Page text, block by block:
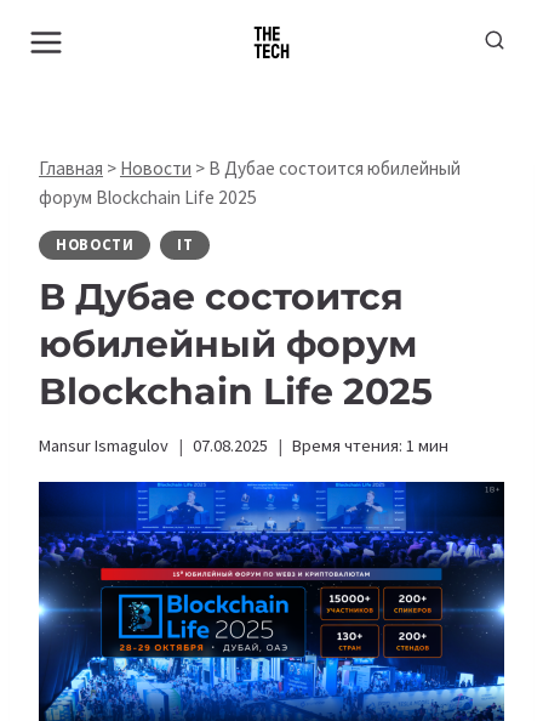
Главная > Новости > В Дубае состоится юбилейный
форум Blockchain Life 2025
НОВОСТИ IT
В Дубае состоится
юбилейный форум
Blockchain Life 2025
Mansur Ismagulov 07.08.2025 Время чтения: 1 мин